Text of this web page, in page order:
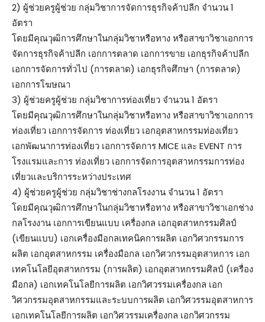
2) ผู้ช่วยครูผู้ช่วย กลุ่มวิชาการจัดการธุรกิจค้าปลีก จำนวน 1
อัตรา
โดยมีคุณวุฒิการศึกษาในกลุ่มวิชาหรือทาง หรือสาขาวิชาเอกการ
จัดการธุรกิจค้าปลีก เอกการตลาด เอกการขาย เอกธุรกิจค้าปลีก
เอกการจัดการทั่วไป (การตลาด) เอกธุรกิจศึกษา (การตลาด)
เอกการโฆษณา
3) ผู้ช่วยครูผู้ช่วย กลุ่มวิชาการท่องเที่ยว จำนวน 1 อัตรา
โดยมีคุณวุฒิการศึกษาในกลุ่มวิชาหรือทาง หรือสาขาวิชาเอกการ
ท่องเที่ยว เอกการจัดการ ท่องเที่ยว เอกอุตสาหกรรมท่องเที่ยว
เอกพัฒนาการท่องเที่ยว เอกการจัดการ MICE และ EVENT การ
โรงแรมและการ ท่องเที่ยว เอกการจัดการอุตสาหกรรมการท่อง
เที่ยวและบริการระหว่างประเทศ
4) ผู้ช่วยครูผู้ช่วย กลุ่มวิชาช่างกลโรงงาน จำนวน 1 อัตรา
โดยมีคุณวุฒิการศึกษาในกลุ่มวิชาหรือทาง หรือสาขาวิชาเอกช่าง
กลโรงงาน เอกการเขียนแบบ เครื่องกล เอกอุตสาหกรรมศิลป์
(เขียนแบบ) เอกเครื่องมือกลเทคนิคการผลิต เอกวิศวกรรมการ
ผลิต เอกอุตสาหกรรม เครื่องมือกล เอกวิศวกรรมอุตสาหการ เอก
เทคโนโลยีอุตสาหกรรม (การผลิต) เอกอุตสาหกรรมศิลป์ (เครื่อง
มือกล) เอกเทคโนโลยีการผลิต เอกวิศวรรมเครื่องกล เอก
วิศวกรรมอุตสาหกรรมและระบบการผลิต เอกวิศวรรมอุตสาหการ
เอกเทคโนโลยีการผลิต เอกวิศวรรมเครื่องกล เอกวิศวกรรม